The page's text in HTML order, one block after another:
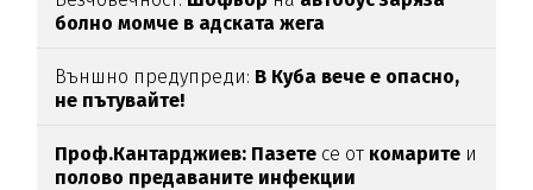
болно момче в адската жега
Външно предупреди: В Куба вече е опасно,
не пътувайте!
Проф.Кантарджиев: Пазете се от комарите и
полово предаваните инфекции